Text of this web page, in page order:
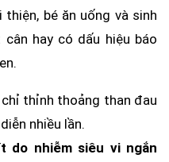
bé ăn uống và sinh
hay có dấu hiệu báo
thỉnh thoảng than đau
nhiều lần.
do nhiễm siêu vi ngắn